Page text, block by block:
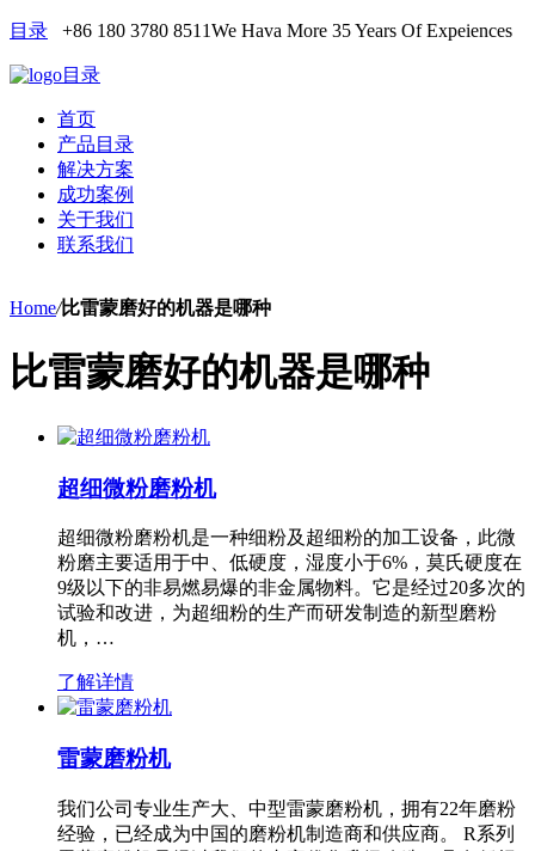
目录 +86 180 3780 8511We Hava More 35 Years Of Expeiences
目录
首页
产品目录
解决方案
成功案例
关于我们
联系我们
Home/比雷蒙磨好的机器是哪种
比雷蒙磨好的机器是哪种
超细微粉磨粉机
超细微粉磨粉机是一种细粉及超细粉的加工设备，此微
粉磨主要适用于中、低硬度，湿度小于6%，莫氏硬度在
9级以下的非易燃易爆的非金属物料。它是经过20多次的
试验和改进，为超细粉的生产而研发制造的新型磨粉
机，…
了解详情
雷蒙磨粉机
我们公司专业生产大、中型雷蒙磨粉机，拥有22年磨粉
经验，已经成为中国的磨粉机制造商和供应商。 R系列